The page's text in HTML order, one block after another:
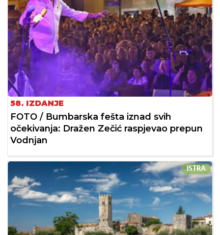
58. IZDANJE
FOTO / Bumbarska fešta iznad svih
očekivanja: Dražen Zečić raspjevao prepun
Vodnjan
ISTRA